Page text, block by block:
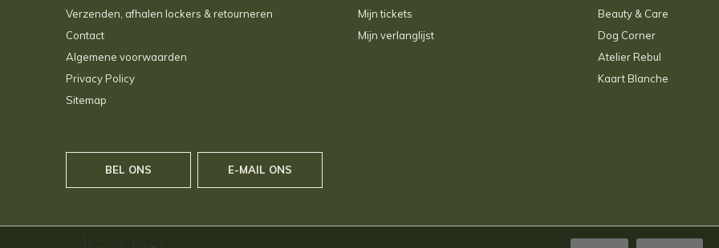
Verzenden, afhalen lockers & retourneren
Contact
Algemene voorwaarden
Privacy Policy
Sitemap
Mijn tickets
Mijn verlanglijst
Beauty & Care
Dog Corner
Atelier Rebul
Kaart Blanche
BEL ONS E-MAIL ONS